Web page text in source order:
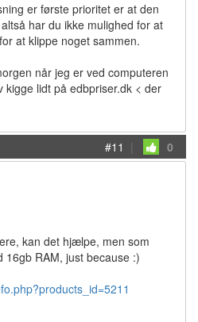
er første prioritet er at den
har du ikke mulighed for at
at klippe noget sammen.
når jeg er ved computeren
kigge lidt på edbpriser.dk < der
#11 | 0
kan det hjælpe, men som
16gb RAM, just because :)